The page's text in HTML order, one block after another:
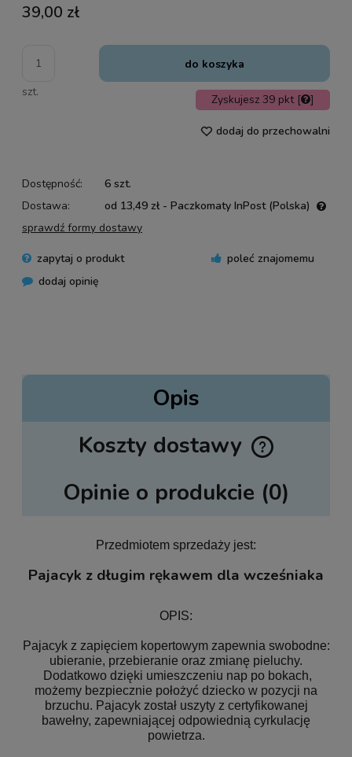
39,00 zł
szt.
do koszyka
Zyskujesz 39 pkt [ ]
dodaj do przechowalni
Dostępność:
6 szt.
Dostawa:
od 13,49 zł - Paczkomaty InPost (Polska)
sprawdź formy dostawy
zapytaj o produkt
poleć znajomemu
dodaj opinię
Opis
Koszty dostawy
Cena nie zawiera ewentualnych kosztów płatności
Opinie o produkcie (0)
Przedmiotem sprzedaży jest:
Pajacyk z długim rękawem dla wcześniaka
OPIS:
Pajacyk z zapięciem kopertowym zapewnia swobodne:
ubieranie, przebieranie oraz zmianę pieluchy.
Dodatkowo dzięki umieszczeniu nap po bokach,
możemy bezpiecznie położyć dziecko w pozycji na
brzuchu. Pajacyk został uszyty z certyfikowanej
bawełny, zapewniającej odpowiednią cyrkulację
powietrza.